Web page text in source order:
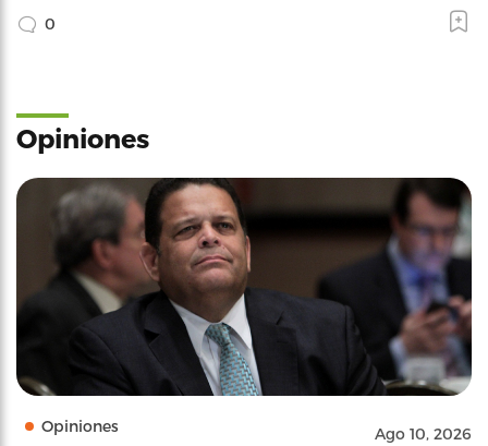
0
Opiniones
Opiniones Ago 10, 2026